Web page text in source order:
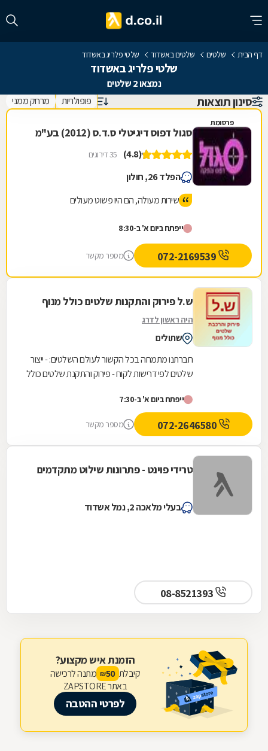
דף הבית שלטים שלטים באשדוד שלטי פלריג באשדוד
שלטי פלריג באשדוד
נמצאו 2 שלטים
סינון תוצאות פופולריות מרחק ממני
פרסומת
סגול דפוס דיגיטלי ס.ד.ס (2012) בע"מ
(4.8) 35 דירוגים
הפלד 26, חולון
שירות מעולה, הם היו פשוט מעולים
ייפתח ביום א' ב-8:30
מספר מקשר
ש.ל פירוק והתקנות שלטים כולל מנוף
היה ראשון לדרג
שתולים
חברתנו מתמחה בכל הקשור לעולם השלטים: - ייצור
שלטים לפי דרישות לקוח - פירוק והתקנת שלטים כולל
ולא...ייפתח ביום א' ב-7:30
מספר מקשר
טרידי פוינט - פתרונות שילוט מתקדמים
בעלי מלאכה 2, נמל אשדוד
08-8521393
הזמנת איש מקצוע?
קיבלת 50
₪ מתנה לרכישה
באתר ZAPSTORE
לפרטי ההטבה